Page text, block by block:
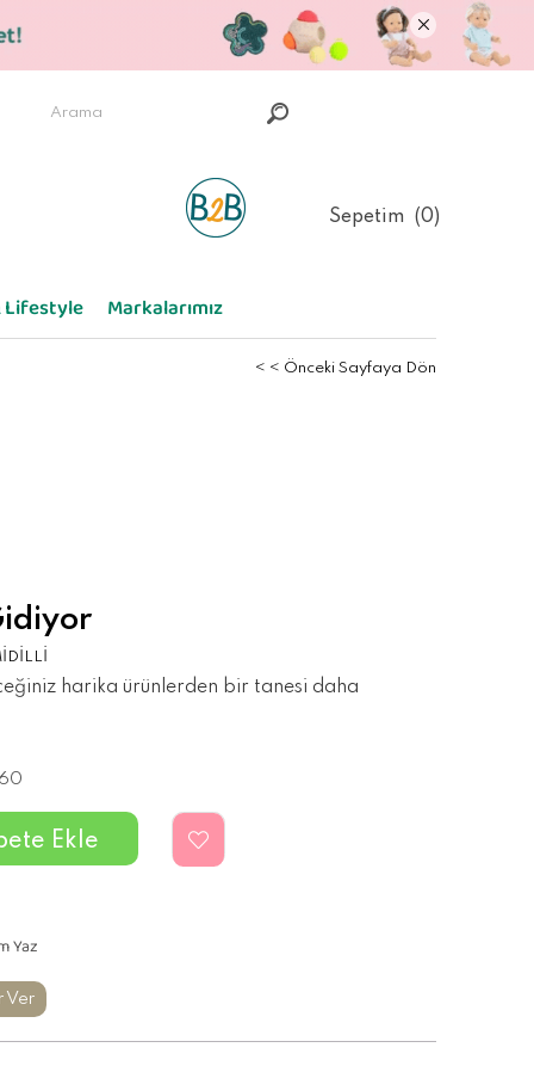
Sepetim 0
Markalarımız
< < Önceki Sayfaya Dön
harika ürünlerden bir tanesi daha
Yaz
Ver